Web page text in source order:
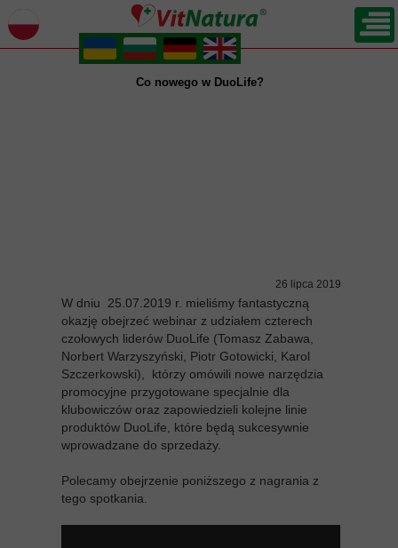
.
.
.
Co nowego w DuoLife?
26 lipca 2019
W dniu 25.07.2019 r. mieliśmy fantastyczną
okazję obejrzeć webinar z udziałem czterech
czołowych liderów DuoLife (Tomasz Zabawa,
Norbert Warzyszyński, Piotr Gotowicki, Karol
Szczerkowski), którzy omówili nowe narzędzia
promocyjne przygotowane specjalnie dla
klubowiczów oraz zapowiedzieli kolejne linie
produktów DuoLife, które będą sukcesywnie
wprowadzane do sprzedaży.
Polecamy obejrzenie poniższego z nagrania z
tego spotkania.